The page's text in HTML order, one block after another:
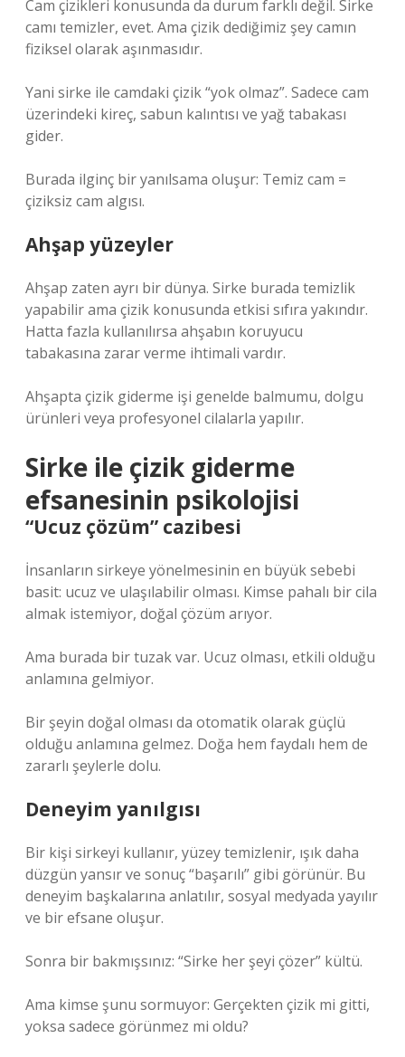
Cam çizikleri konusunda da durum farklı değil. Sirke
camı temizler, evet. Ama çizik dediğimiz şey camın
fiziksel olarak aşınmasıdır.
Yani sirke ile camdaki çizik “yok olmaz”. Sadece cam
üzerindeki kireç, sabun kalıntısı ve yağ tabakası
gider.
Burada ilginç bir yanılsama oluşur: Temiz cam =
çiziksiz cam algısı.
Ahşap yüzeyler
Ahşap zaten ayrı bir dünya. Sirke burada temizlik
yapabilir ama çizik konusunda etkisi sıfıra yakındır.
Hatta fazla kullanılırsa ahşabın koruyucu
tabakasına zarar verme ihtimali vardır.
Ahşapta çizik giderme işi genelde balmumu, dolgu
ürünleri veya profesyonel cilalarla yapılır.
Sirke ile çizik giderme
efsanesinin psikolojisi
“Ucuz çözüm” cazibesi
İnsanların sirkeye yönelmesinin en büyük sebebi
basit: ucuz ve ulaşılabilir olması. Kimse pahalı bir cila
almak istemiyor, doğal çözüm arıyor.
Ama burada bir tuzak var. Ucuz olması, etkili olduğu
anlamına gelmiyor.
Bir şeyin doğal olması da otomatik olarak güçlü
olduğu anlamına gelmez. Doğa hem faydalı hem de
zararlı şeylerle dolu.
Deneyim yanılgısı
Bir kişi sirkeyi kullanır, yüzey temizlenir, ışık daha
düzgün yansır ve sonuç “başarılı” gibi görünür. Bu
deneyim başkalarına anlatılır, sosyal medyada yayılır
ve bir efsane oluşur.
Sonra bir bakmışsınız: “Sirke her şeyi çözer” kültü.
Ama kimse şunu sormuyor: Gerçekten çizik mi gitti,
yoksa sadece görünmez mi oldu?